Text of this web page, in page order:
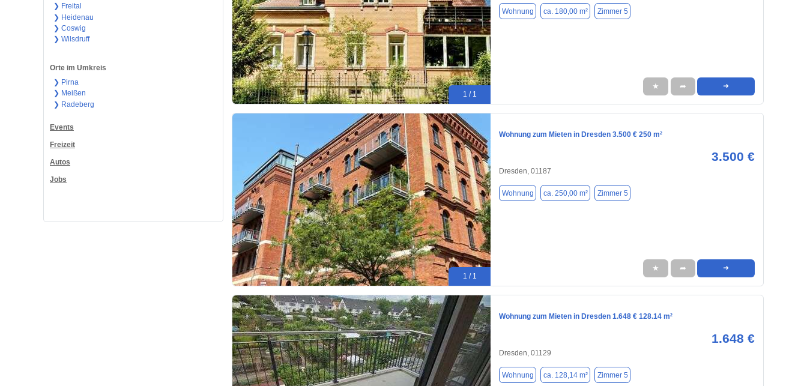
❯ Freital
❯ Heidenau
❯ Coswig
❯ Wilsdruff
Orte im Umkreis
❯ Pirna
❯ Meißen
❯ Radeberg
Events
Freizeit
Autos
Jobs
1 / 1
Wohnung ca. 180,00 m² Zimmer 5
★ ➦ ➜
1 / 1
Wohnung zum Mieten in Dresden 3.500 € 250 m²
3.500 €
Dresden, 01187
Wohnung ca. 250,00 m² Zimmer 5
★ ➦ ➜
Wohnung zum Mieten in Dresden 1.648 € 128.14 m²
1.648 €
Dresden, 01129
Wohnung ca. 128,14 m² Zimmer 5